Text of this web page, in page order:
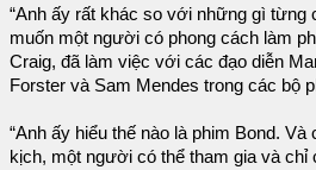
“Anh ấy rất khác so với những gì từng
muốn một người có phong cách làm
Craig, đã làm việc với các đạo diễn
Forster và Sam Mendes trong các bộ
“Anh ấy hiểu thế nào là phim Bond.
kịch, một người có thể tham gia và chỉ